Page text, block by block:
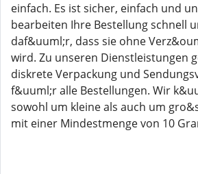
einfach. Es ist sicher, einfach und
bearbeiten Ihre Bestellung schnell
daf&uuml;r, dass sie ohne
wird. Zu unseren Dienstleistungen
diskrete Verpackung und
f&uuml;r alle Bestellungen. Wir
sowohl um kleine als auch um
mit einer Mindestmenge von 10